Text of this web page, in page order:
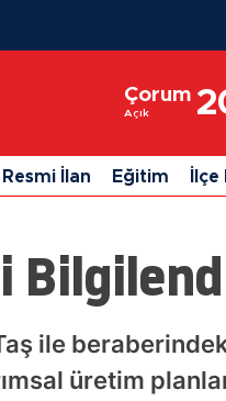
Çorum
AçıkAdıyaman
Ağrı
Ankara
Antalya
Artvin
Resmi İlan Eğitim
ile
üretim